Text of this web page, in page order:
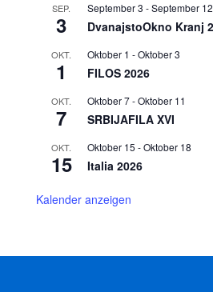
SEP.
3
September 3 -September 12
DvanajstoOkno Kranj
OKT.
1
Oktober 1 -Oktober 3
FILOS 2026
OKT.
7
Oktober 7-Oktober 11
SRBIJAFILA XVI
OKT.
15
Oktober 15 -Oktober 18
Italia 2026
Kalender anzeigen